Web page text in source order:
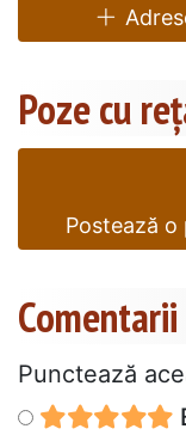
Poze cu
Postează
Comentarii
Punctează